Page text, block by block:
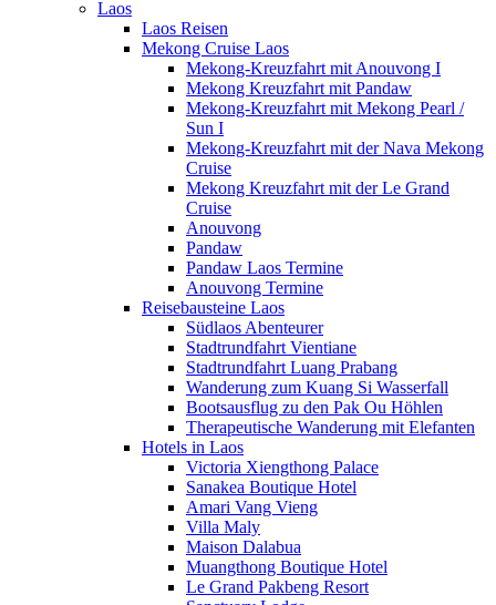
Laos
Laos Reisen
Mekong Cruise Laos
Mekong-Kreuzfahrt mit Anouvong I
Mekong Kreuzfahrt mit Pandaw
Mekong-Kreuzfahrt mit Mekong Pearl /
Sun I
Mekong-Kreuzfahrt mit der Nava Mekong
Cruise
Mekong Kreuzfahrt mit der Le Grand
Cruise
Anouvong
Pandaw
Pandaw Laos Termine
Anouvong Termine
Reisebausteine Laos
Südlaos Abenteurer
Stadtrundfahrt Vientiane
Stadtrundfahrt Luang Prabang
Wanderung zum Kuang Si Wasserfall
Bootsausflug zu den Pak Ou Höhlen
Therapeutische Wanderung mit Elefanten
Hotels in Laos
Victoria Xiengthong Palace
Sanakea Boutique Hotel
Amari Vang Vieng
Villa Maly
Maison Dalabua
Muangthong Boutique Hotel
Le Grand Pakbeng Resort